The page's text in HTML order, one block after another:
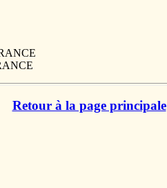
Retour à la page principale